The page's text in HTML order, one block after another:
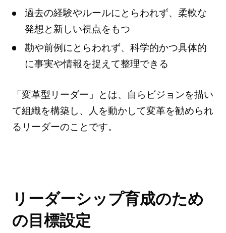
過去の経験やルールにとらわれず、柔軟な
発想と新しい視点をもつ
勘や前例にとらわれず、科学的かつ具体的
に事実や情報を捉えて整理できる
「変革型リーダー」とは、自らビジョンを描い
て組織を構築し、人を動かして変革を勧められ
るリーダーのことです。
リーダーシップ育成のため
の目標設定